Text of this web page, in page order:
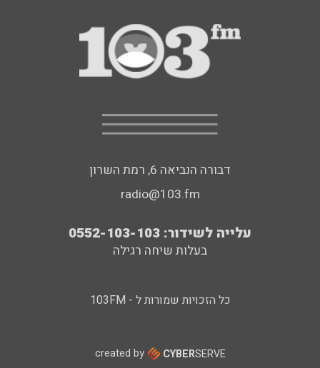
דבורה הנביאה 6, רמת השרון
radio@103.fm
עלייה לשידור: 0552-103-103
בעלות שיחה רגילה
כל הזכויות שמורות ל - 103FM
created by CYBERSERVE